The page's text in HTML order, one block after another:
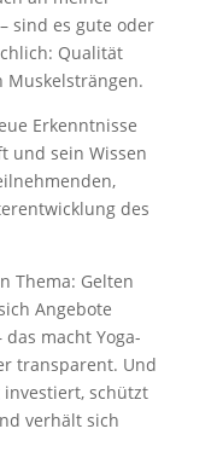
sind es gute oder
Qualität
Erkenntnisse
und sein Wissen
des
Thema: Gelten
Angebote
macht Yoga-
transparent. Und
schützt
verhält sich